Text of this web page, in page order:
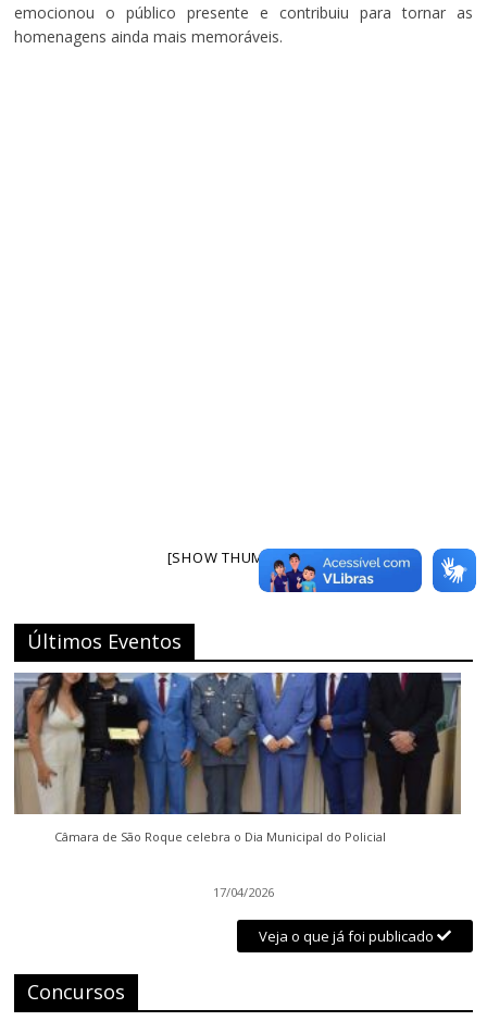
emocionou o público presente e contribuiu para tornar as
homenagens ainda mais memoráveis.
[SHOW THUMBNAILS]
Últimos Eventos
Câmara de São Roque celebra o Dia Municipal do Policial
17/04/2026
Veja o que já foi publicado
Concursos